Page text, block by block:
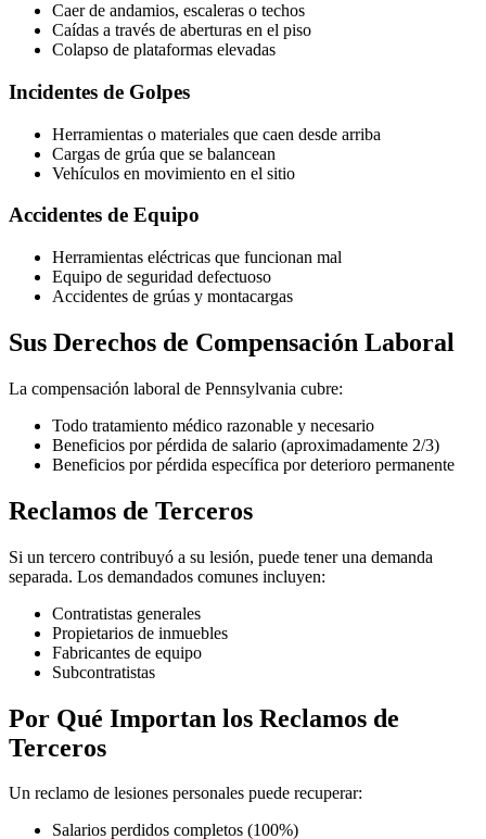
Caer de andamios, escaleras o techos
Caídas a través de aberturas en el piso
Colapso de plataformas elevadas
Incidentes de Golpes
Herramientas o materiales que caen desde arriba
Cargas de grúa que se balancean
Vehículos en movimiento en el sitio
Accidentes de Equipo
Herramientas eléctricas que funcionan mal
Equipo de seguridad defectuoso
Accidentes de grúas y montacargas
Sus Derechos de Compensación Laboral
La compensación laboral de Pennsylvania cubre:
Todo tratamiento médico razonable y necesario
Beneficios por pérdida de salario (aproximadamente 2/3)
Beneficios por pérdida específica por deterioro permanente
Reclamos de Terceros
Si un tercero contribuyó a su lesión, puede tener una demanda
separada. Los demandados comunes incluyen:
Contratistas generales
Propietarios de inmuebles
Fabricantes de equipo
Subcontratistas
Por Qué Importan los Reclamos de
Terceros
Un reclamo de lesiones personales puede recuperar:
Salarios perdidos completos (100%)